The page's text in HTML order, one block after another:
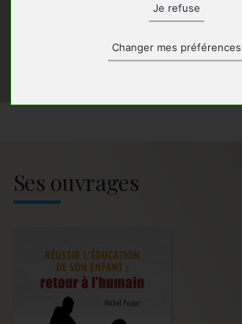
Je refuse
Changer mes préférences
Ses ouvrages